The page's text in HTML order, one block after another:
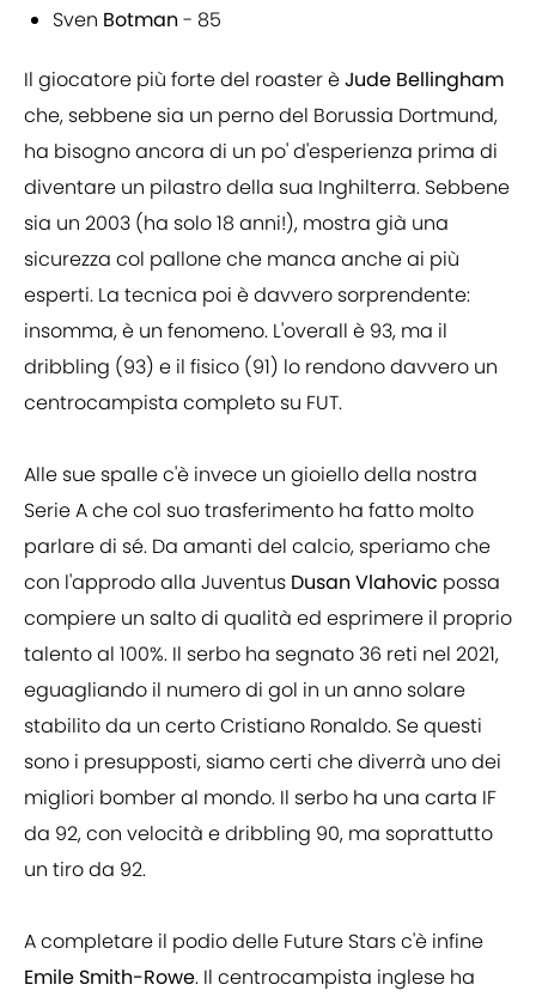
Sven Botman - 85
Il giocatore più forte del roaster èJude Bellingham
che, sebbene sia un perno del Borussia Dortmund,
ha bisogno ancora di un po' d'esperienza prima di
diventare un pilastro della sua Inghilterra. Sebbene
sia un 2003 (ha solo 18 anni!), mostra già una
sicurezza col pallone che manca anche ai più
esperti. La tecnica poi è davvero sorprendente:
insomma, è un fenomeno. L'overall è 93, ma il
dribbling (93) e il fisico (91) lo rendono davvero un
centrocampista completo su FUT.
Alle sue spalle c'è invece un gioiello della nostra
Serie A che col suo trasferimento ha fatto molto
parlare di sé. Da amanti del calcio, speriamo che
con l'approdo alla Juventus Dusan Vlahovic possa
compiere un salto di qualità ed esprimere il proprio
talento al 100%. Il serbo ha segnato 36 reti nel 2021,
eguagliando il numero di gol in un anno solare
stabilito da un certo Cristiano Ronaldo. Se questi
sono i presupposti, siamo certi che diverrà uno dei
migliori bomber al mondo. Il serbo ha una carta IF
da 92, con velocità e dribbling 90, ma soprattutto
un tiro da 92.
A completare il podio delle Future Stars c'è infine
Emile Smith-Rowe. Il centrocampista inglese ha